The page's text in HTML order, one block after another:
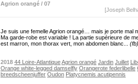
Agrion orangé / 07
[Joseph
Je suis une femelle Agrion orangé… mais je porte mal
Ma garde-robe est variable ! La partie supérieure de
est marron, mon thorax vert, mon abdomen blanc... (fb)
2018 44 Loire-AtlantiqueAgrion orangé Jardin Juillet
Orange white-legged damselfly Orangerote federlibelle
breedscheenjuffer Oudon Platycnemis acutipennis